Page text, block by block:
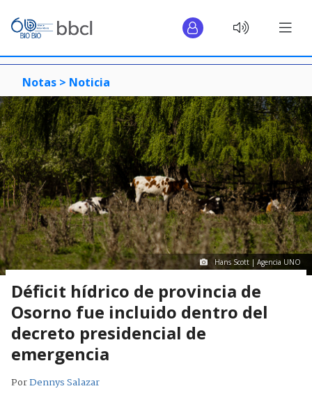
Notas > Noticia
Hans Scott | Agencia UNO
Déficit hídrico de provincia de
Osorno fue incluido dentro del
decreto presidencial de
emergencia
PorDennys Salazar